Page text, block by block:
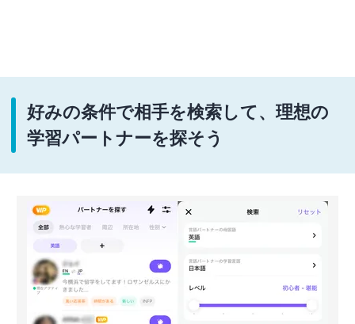
好みの条件で相手を検索して、理想の
学習パートナーを探そう